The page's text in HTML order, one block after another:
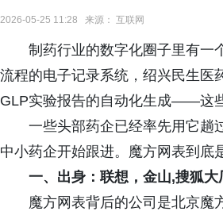
2026-05-25 11:28 来源： 互联网
制药行业的数字化圈子里有一
流程的电子记录系统，绍兴民生医
GLP实验报告的自动化生成——这
一些头部药企已经率先用它趟
中小药企开始跟进。魔方网表到底
一、出身：联想 ，金山,搜狐大
魔方网表背后的公司是北京魔